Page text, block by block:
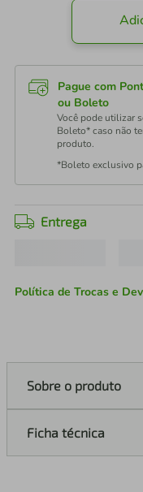
Pague com
ou Boleto
Você pode utilizar
Boleto* caso não
produto.
*Boleto exclusivo
Entrega
Política de Trocas e
Sobre o produto
Ficha técnica